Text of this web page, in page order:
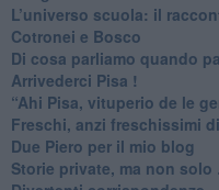
L’universo scuola: il
Cotronei e Bosco
Di cosa parliamo quando
Arrivederci Pisa !
​“Ahi Pisa, vituperio de le
Freschi, anzi freschissimi
​Due Piero per il mio blog
​Storie private, ma non